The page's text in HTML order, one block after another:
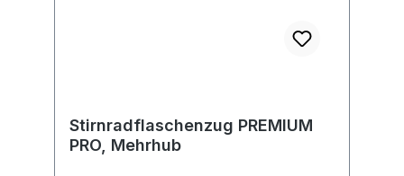
Stirnradflaschenzug PREMIUM
PRO, Mehrhub